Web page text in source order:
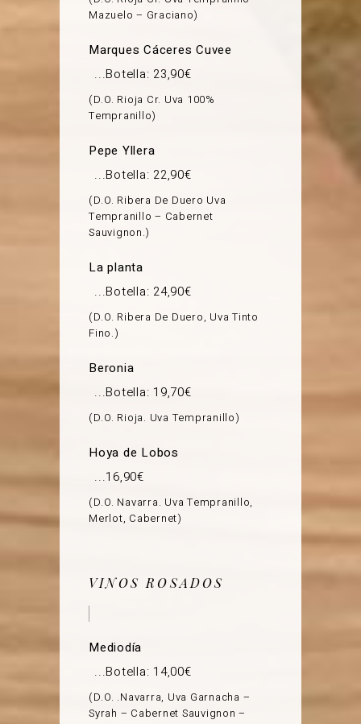
Mazuelo – Graciano
Marques Cáceres Cuvee
Botella: 23,90€
D.O. Rioja Cr. Uva 100%
Tempranillo
Pepe Yllera
Botella: 22,90€
D.O. Ribera De Duero Uva
Tempranillo – Cabernet
Sauvignon.
La planta
Botella: 24,90€
D.O. Ribera De Duero, Uva Tinto
Fino.
Beronia
Botella: 19,70€
D.O. Rioja. Uva Tempranillo
Hoya de Lobos
16,90€
D.O. Navarra. Uva Tempranillo,
Merlot, Cabernet
VINOS ROSADOS
Mediodía
Botella: 14,00€
D.O. .Navarra, Uva Garnacha –
Syrah – Cabernet Sauvignon –